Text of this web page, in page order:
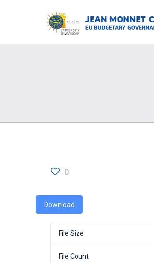
0
Download
File Size
File Count